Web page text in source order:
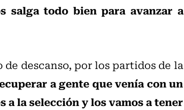
salga todo bien para avanzar a
descanso, por los partidos de la
a gente que venía con un
la selección y los vamos a tener